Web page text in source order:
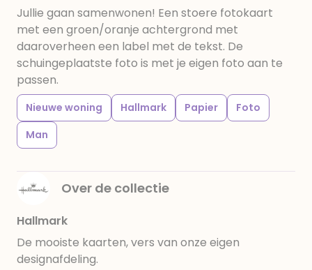
Jullie gaan samenwonen! Een stoere fotokaart
met een groen/oranje achtergrond met
daaroverheen een label met de tekst. De
schuingeplaatste foto is met je eigen foto aan te
passen.
Nieuwe woning Hallmark Papier
Foto
Man
Over de collectie
Hallmark
De mooiste kaarten, vers van onze eigen
designafdeling.